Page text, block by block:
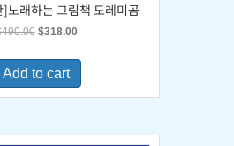
노래하는 그림책 도레미곰
490.00 Original
was:
$490.00.
$318.00Current
is:
Add to cart